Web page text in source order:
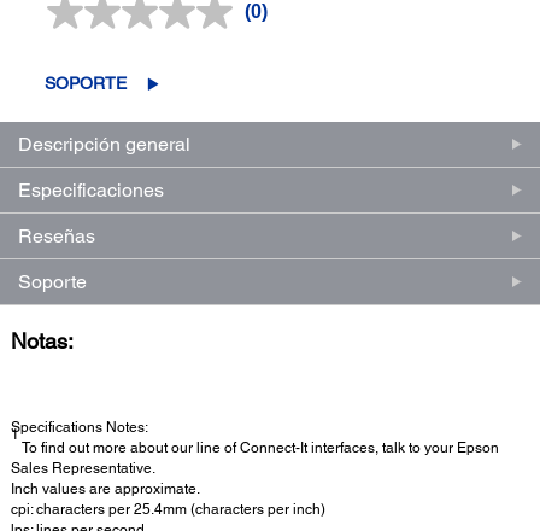
Sin
misma
(0)
SOPORTE
Descripción general
Especificaciones
Reseñas
Soporte
Notas:
Specifications Notes:
1
To find out more about our line of Connect-It interfaces, talk to your Epson
Sales Representative.
Inch values are approximate.
cpi: characters per 25.4mm (characters per inch)